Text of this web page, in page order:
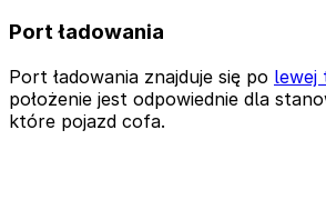
Port ładowania
Port ładowania znajduje się po lewej
położenie jest odpowiednie dla
które pojazd cofa.